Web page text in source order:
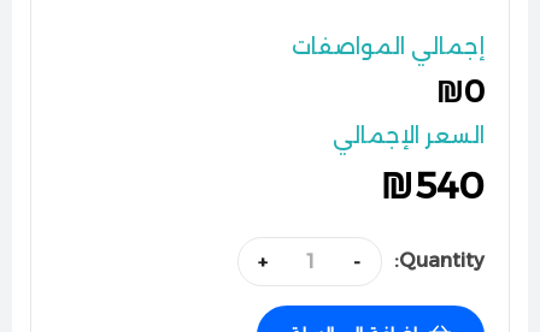
إجمالي المواصفات
₪0
السعر الإجمالي
₪540
Quantity:
-
+